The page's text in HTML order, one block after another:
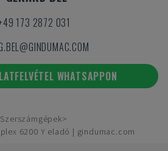
173 2872 031
WHATSAPPON
Szerszámgépek
6200 Y eladó | gindumac.com